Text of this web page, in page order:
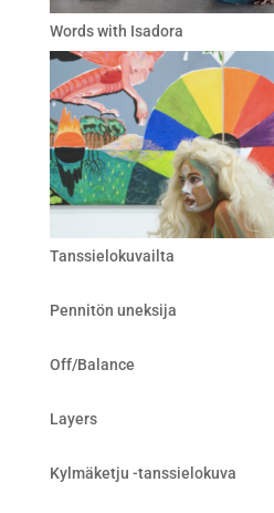
Words with Isadora
Tanssielokuvailta
Pennitön uneksija
Off/Balance
Layers
Kylmäketju -tanssielokuva